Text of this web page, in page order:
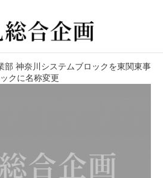
部 神奈川システムブロックを東関東事
クに名称変更